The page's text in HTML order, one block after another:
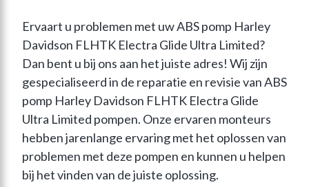
Ervaart u problemen met uw ABS pomp Harley
Davidson FLHTK Electra Glide Ultra Limited?
Dan bent u bij ons aan het juiste adres! Wij zijn
gespecialiseerd in de reparatie en revisie van ABS
pomp Harley Davidson FLHTK Electra Glide
Ultra Limited pompen. Onze ervaren monteurs
hebben jarenlange ervaring met het oplossen van
problemen met deze pompen en kunnen u helpen
bij het vinden van de juiste oplossing.